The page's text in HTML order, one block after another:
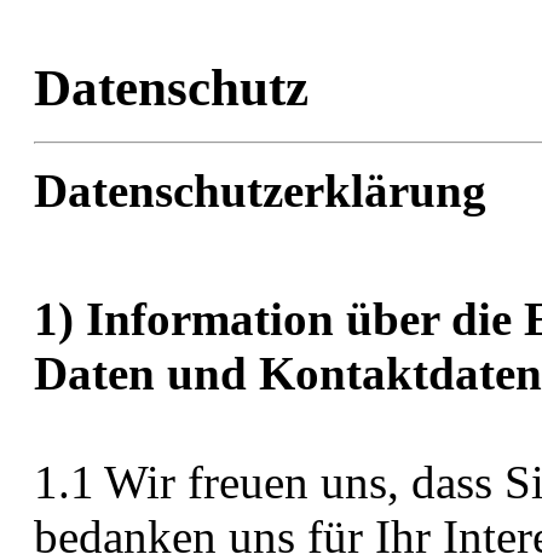
Datenschutz
Datenschutzerklärung
1) Information über die
Daten und
1.1 Wir freuen uns, dass
bedanken uns für Ihr